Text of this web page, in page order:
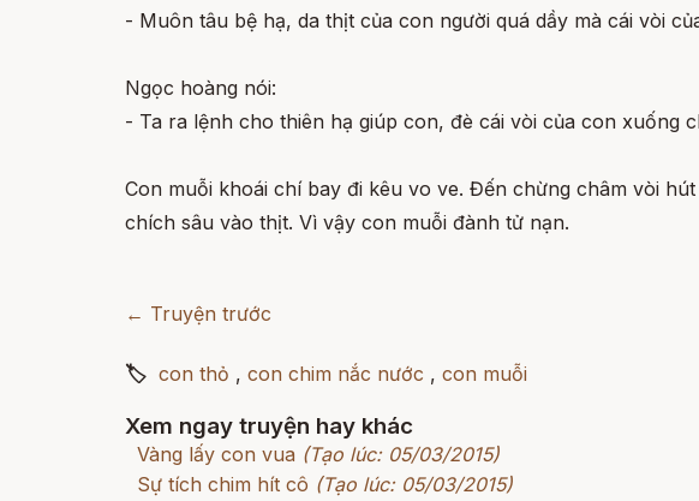
- Muôn tâu bệ hạ, da thịt của con người quá dầy mà cái vòi
Ngọc hoàng nói:
- Ta ra lệnh cho thiên hạ giúp con, đè cái vòi của con xuống
Con muỗi khoái chí bay đi kêu vo ve. Đến chừng châm vòi
chích sâu vào thịt. Vì vậy con muỗi đành tử nạn.
← Truyện trước
🏷 con thỏ , con chim nắc nước , con muỗi
Xem ngay truyện hay khác
Vàng lấy con vua (Tạo lúc: 05/03/2015)
Sự tích chim hít cô (Tạo lúc: 05/03/2015)